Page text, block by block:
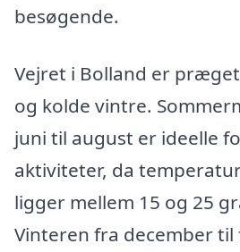
besøgende.
Vejret i Bolland er
og kolde vintre.
juni til august er ideelle
aktiviteter, da
ligger mellem 15 og 25
Vinteren fra december